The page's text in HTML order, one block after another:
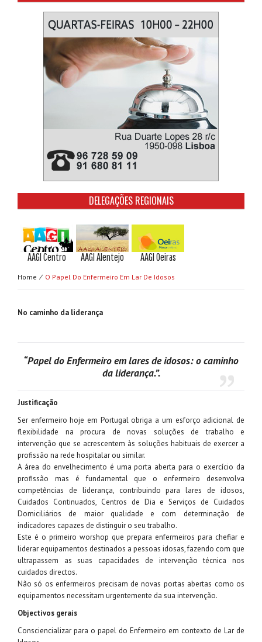
DELEGAÇÕES REGIONAIS
AAGI Centro AAGI Alentejo AAGI Oeiras
Home ⁄ O Papel Do Enfermeiro Em Lar De Idosos
No caminho da liderança
“Papel do Enfermeiro em lares de idosos: o caminho
da liderança.”.
Justificação
Ser enfermeiro hoje em Portugal obriga a um esforço adicional de
flexibilidade na procura de novas soluções de trabalho e
intervenção que se acrescentem às soluções habituais de exercer a
profissão na rede hospitalar ou similar.
A área do envelhecimento é uma porta aberta para o exercício da
profissão mas é fundamental que o enfermeiro desenvolva
competências de liderança, contribuindo para lares de idosos,
Cuidados Continuados, Centros de Dia e Serviços de Cuidados
Domiciliários de maior qualidade e com determinação de
indicadores capazes de distinguir o seu trabalho.
Este é o primeiro worshop que prepara enfermeiros para chefiar e
liderar equipamentos destinados a pessoas idosas, fazendo com que
ultrapassem as suas capacidades de intervenção técnica nos
cuidados directos.
Não só os enfermeiros precisam de novas portas abertas como os
equipamentos necessitam urgentemente da sua intervenção.
Objectivos gerais
Consciencializar para o papel do Enfermeiro em contexto de Lar de